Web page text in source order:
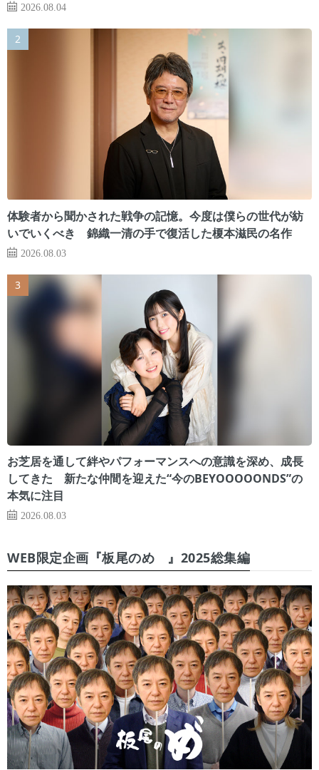
2026.08.04
体験者から聞かされた戦争の記憶。今度は僕らの世代が紡
いでいくべき 錦織一清の手で復活した榎本滋民の名作
2026.08.03
お芝居を通して絆やパフォーマンスへの意識を深め、成長
してきた 新たな仲間を迎えた“今のBEYOOOOONDS”の
本気に注目
2026.08.03
WEB限定企画『板尾のめ゙』2025総集編